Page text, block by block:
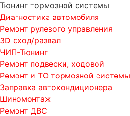
Тюнинг тормозной системы
Диагностика автомобиля
Ремонт рулевого управления
3D сход/развал
ЧИП-Тюнинг
Ремонт подвески, ходовой
Ремонт и ТО тормозной системы
Заправка автокондиционера
Шиномонтаж
Ремонт ДВС